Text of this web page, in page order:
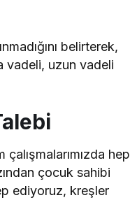
belirterek,
vadeli, uzun vadeli
hep
çocuk sahibi
ediyoruz, kreşler